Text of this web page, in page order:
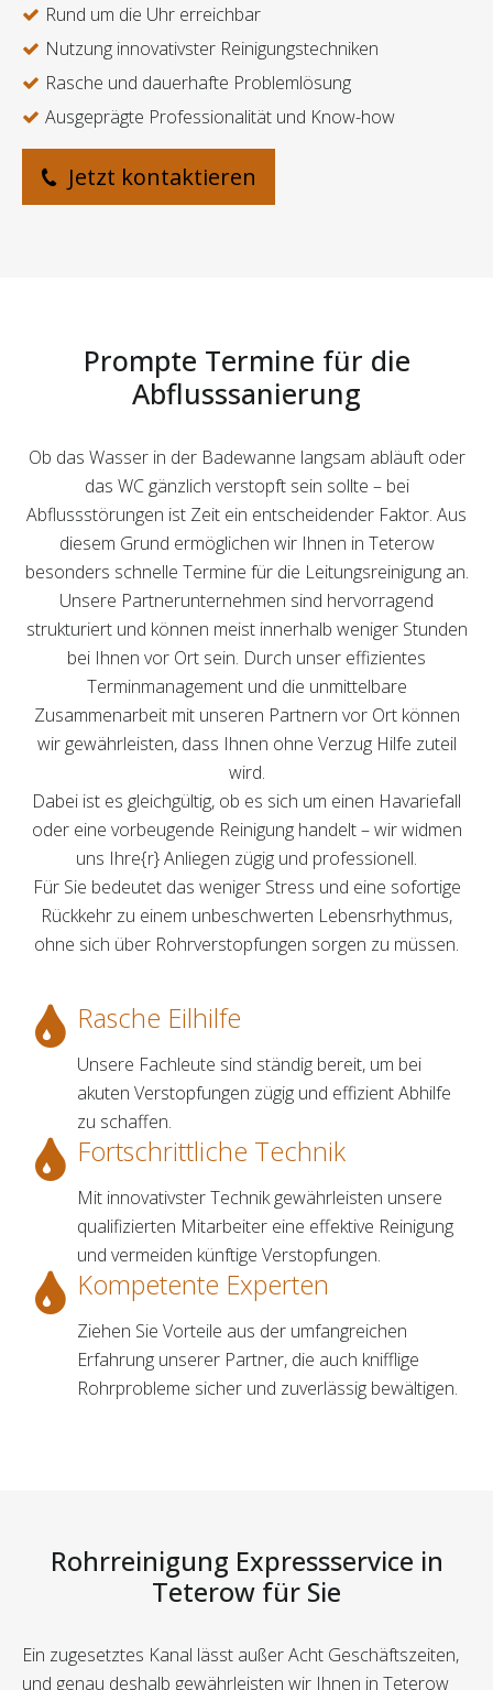
Rund um die Uhr erreichbar
Nutzung innovativster Reinigungstechniken
Rasche und dauerhafte Problemlösung
Ausgeprägte Professionalität und Know-how
Jetzt kontaktieren
Prompte Termine für die
Abflusssanierung
Ob das Wasser in der Badewanne langsam abläuft oder
das WC gänzlich verstopft sein sollte – bei
Abflussstörungen ist Zeit ein entscheidender Faktor. Aus
diesem Grund ermöglichen wir Ihnen in Teterow
besonders schnelle Termine für die Leitungsreinigung an.
Unsere Partnerunternehmen sind hervorragend
strukturiert und können meist innerhalb weniger Stunden
bei Ihnen vor Ort sein. Durch unser effizientes
Terminmanagement und die unmittelbare
Zusammenarbeit mit unseren Partnern vor Ort können
wir gewährleisten, dass Ihnen ohne Verzug Hilfe zuteil
wird.
Dabei ist es gleichgültig, ob es sich um einen Havariefall
oder eine vorbeugende Reinigung handelt – wir widmen
uns Ihre{r} Anliegen zügig und professionell.
Für Sie bedeutet das weniger Stress und eine sofortige
Rückkehr zu einem unbeschwerten Lebensrhythmus,
ohne sich über Rohrverstopfungen sorgen zu müssen.
Rasche Eilhilfe
Unsere Fachleute sind ständig bereit, um bei
akuten Verstopfungen zügig und effizient Abhilfe
zu schaffen.
Fortschrittliche Technik
Mit innovativster Technik gewährleisten unsere
qualifizierten Mitarbeiter eine effektive Reinigung
und vermeiden künftige Verstopfungen.
Kompetente Experten
Ziehen Sie Vorteile aus der umfangreichen
Erfahrung unserer Partner, die auch knifflige
Rohrprobleme sicher und zuverlässig bewältigen.
Rohrreinigung Expressservice in
Teterow für Sie
Ein zugesetztes Kanal lässt außer Acht Geschäftszeiten,
und genau deshalb gewährleisten wir Ihnen in Teterow